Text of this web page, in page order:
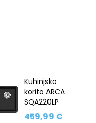
Kuhinjsko
korito ARCA
SQA220LP
459,99 €